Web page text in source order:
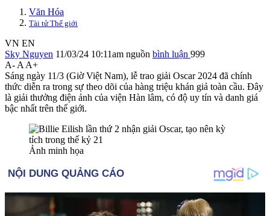
Văn Hóa
Tài tử Thế giới
VN EN
Sky Nguyen 11/03/24 10:11am nguồn bình luận 999
A- A A+
Sáng ngày 11/3 (Giờ Việt Nam), lễ trao giải Oscar 2024 đã chính
thức diễn ra trong sự theo dõi của hàng triệu khán giả toàn cầu. Đây
là giải thưởng điện ảnh của viện Hàn lâm, có độ uy tín và danh giá
bậc nhất trên thế giới.
Ảnh minh họa